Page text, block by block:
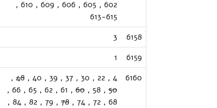
602
,
605
,
606
,
609
,
610
,
613-615
6158
3
6159
1
6160
4
,
22
,
30
,
37
,
39
,
40
,
48
,
50
,
58
,
60
,
61
,
62
,
65
,
66
,
68
,
72
,
74
,
78
,
79
,
82
,
84
,